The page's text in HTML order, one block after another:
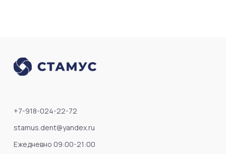
+7-918-024-22-72
stamus.dent@yandex.ru
Ежедневно 09:00-21:00